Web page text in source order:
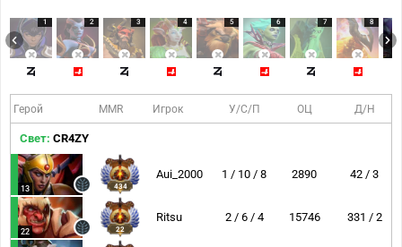
1 2 3 4 5 6 7 8
Герой MMR Игрок У/С/П ОЦ Д/Н
Свет: CR4ZY
13 434
Aui_2000 1 / 10 / 8 2890 42 / 3
22 22
Ritsu 2 / 6 / 4 15746 331 / 2